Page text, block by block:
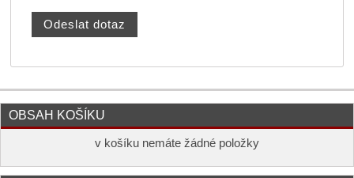
OBSAH KOŠÍKU
v košíku nemáte žádné položky